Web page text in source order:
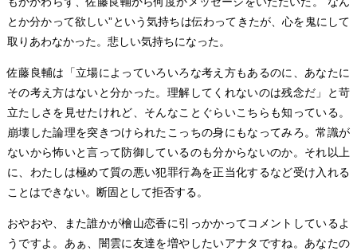
とか分かって欲しい”という気持ちは伝わってきたが、心を鬼にして
取りあわなかった。悲しい気持ちになった。
佐藤良輔は「立場によっていろいろな考え方もあるのに、あなたに
その考え方はないと分かった。理解してくれないのは残念だ」と苛
立たしさを見せたけれど、そんなことぐらいこちらも知っている。
崩壊した論理を突きつけられたこっちの身にもなってみろ。常識が
ないから怖いと言って防御しているのも分からないのか。それ以上
に、わたしは極めて質の悪い犯罪行為を正当化するなど受け入れる
ことはできない。断固として拒否する。
おやおや、また誰かが檜山恋香に引っかかってコメントしているよ
うですよ。あぁ、闇雲に友達を増やしたいアナタですね。あなたの